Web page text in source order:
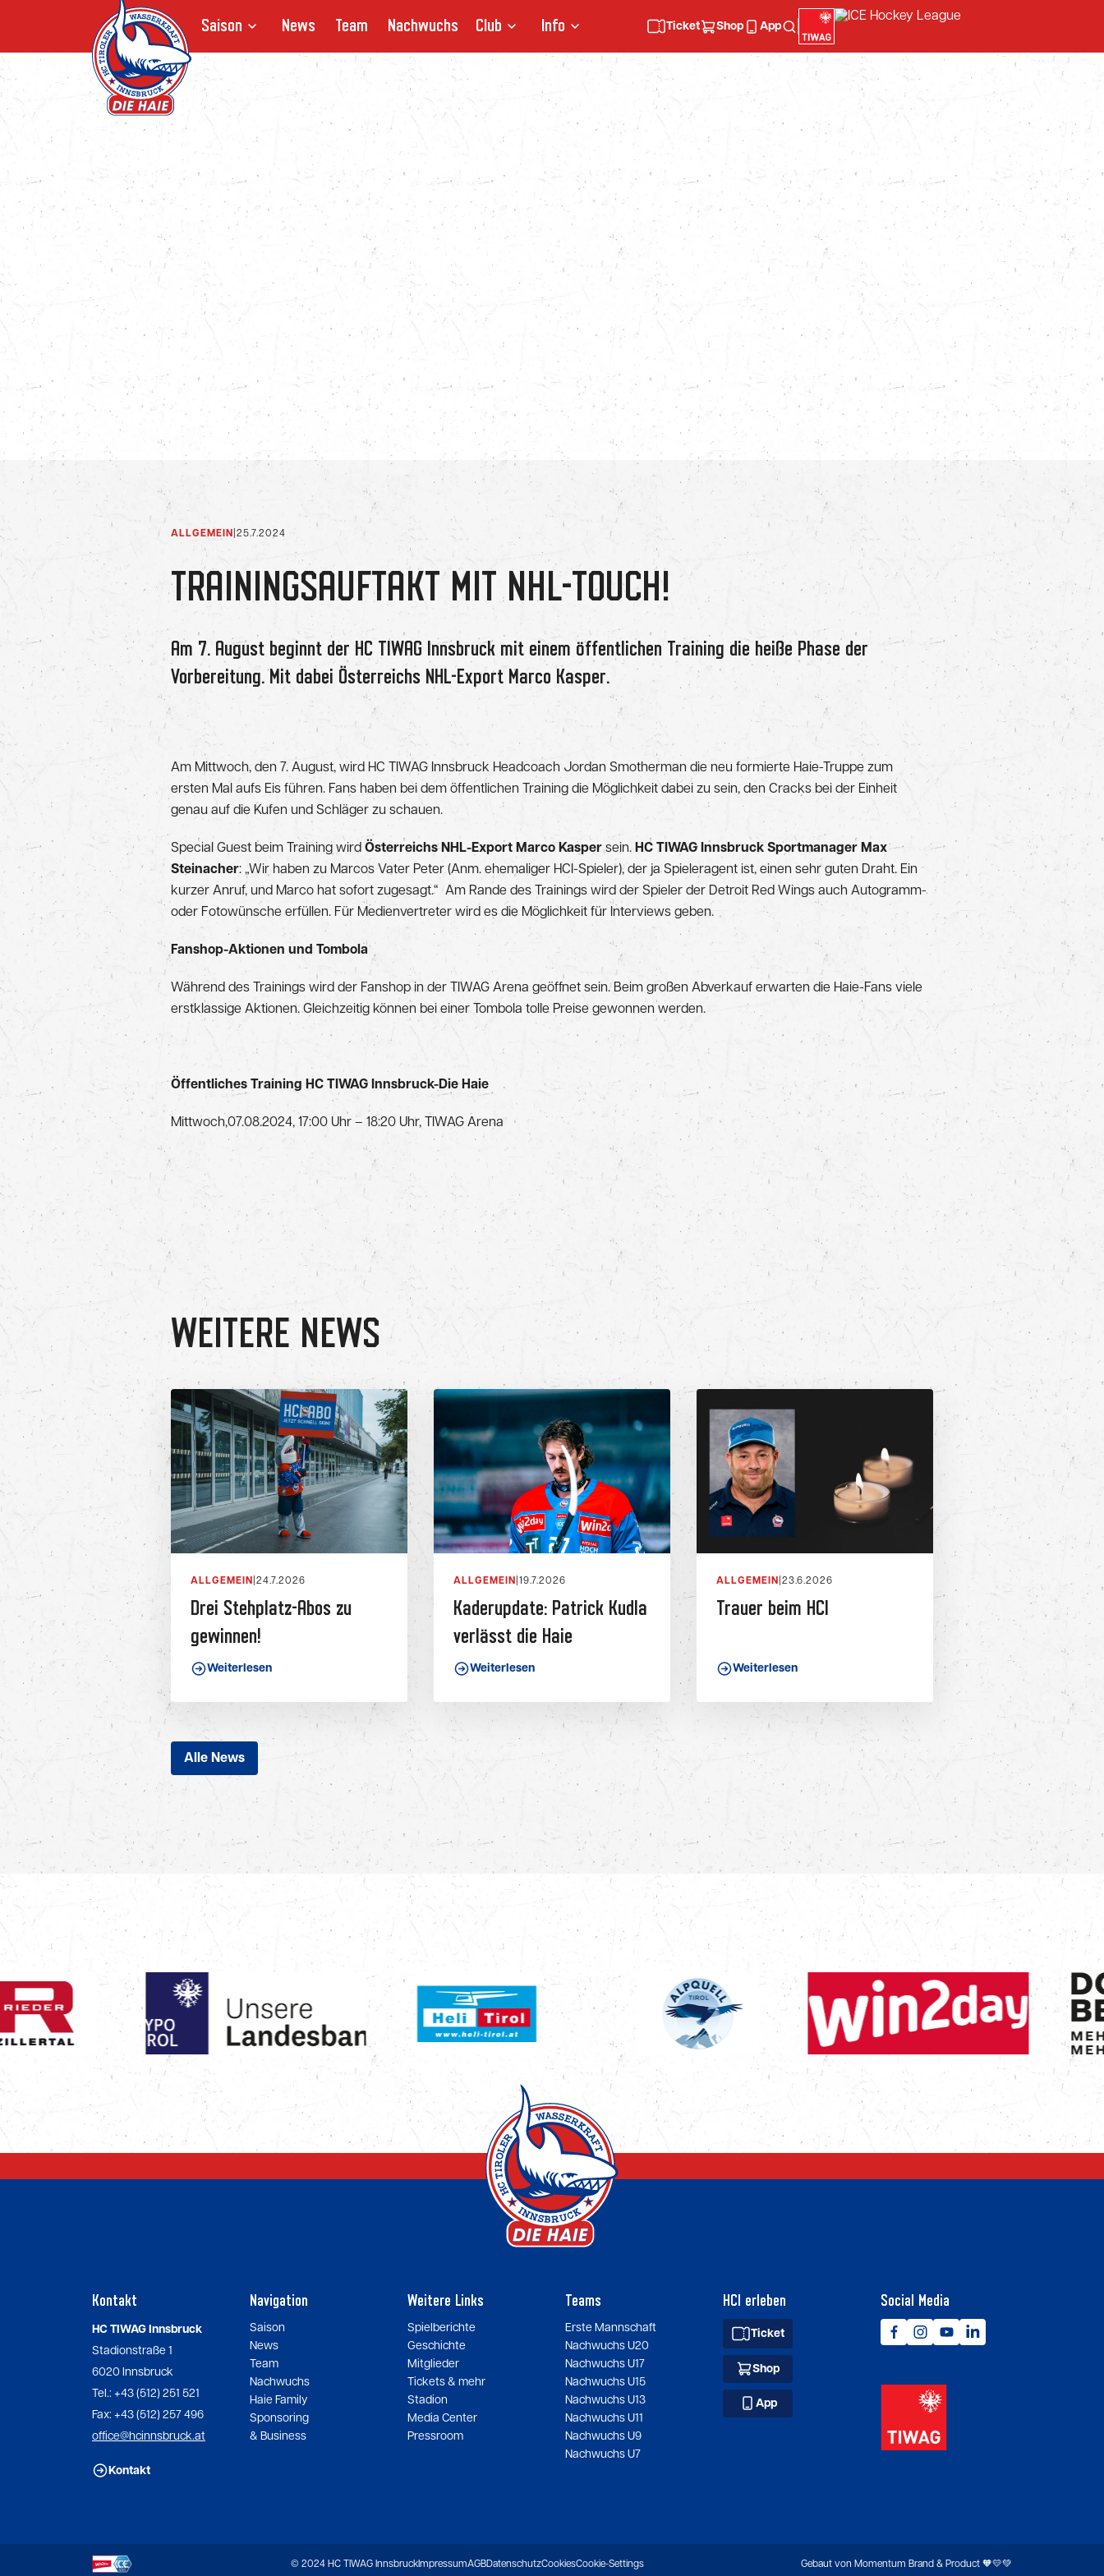
Saison News Team Nachwuchs Club Info Ticket Shop App
ALLGEMEIN 25.7.2024
TRAININGSAUFTAKT MIT NHL-TOUCH!
Am 7. August beginnt der HC TIWAG Innsbruck mit einem öffentlichen Training die heiße Phase der
Vorbereitung. Mit dabei Österreichs NHL-Export Marco Kasper.
Am Mittwoch, den 7. August, wird HC TIWAG Innsbruck Headcoach Jordan Smotherman die neu formierte Haie-Truppe zum
ersten Mal aufs Eis führen. Fans haben bei dem öffentlichen Training die Möglichkeit dabei zu sein, den Cracks bei der Einheit
genau auf die Kufen und Schläger zu schauen.
Special Guest beim Training wird Österreichs NHL-Export Marco Kaspersein. HC TIWAG Innsbruck Sportmanager Max
Steinacher: „Wir haben zu Marcos Vater Peter (Anm. ehemaliger HCI-Spieler), der ja Spieleragent ist, einen sehr guten Draht. Ein
kurzer Anruf, und Marco hat sofort zugesagt.“ Am Rande des Trainings wird der Spieler der Detroit Red Wings auch Autogramm-
oder Fotowünsche erfüllen. Für Medienvertreter wird es die Möglichkeit für Interviews geben.
Fanshop-Aktionen und Tombola
Während des Trainings wird der Fanshop in der TIWAG Arena geöffnet sein. Beim großen Abverkauf erwarten die Haie-Fans viele
erstklassige Aktionen. Gleichzeitig können bei einer Tombola tolle Preise gewonnen werden.
Öffentliches Training HC TIWAG Innsbruck-Die Haie
Mittwoch,07.08.2024, 17:00 Uhr – 18:20 Uhr, TIWAG Arena
WEITERE NEWS
ALLGEMEIN 24.7.2026
Drei Stehplatz-Abos zu
gewinnen!
Weiterlesen
ALLGEMEIN 19.7.2026
Kaderupdate: Patrick Kudla
verlässt die Haie
Weiterlesen
ALLGEMEIN 23.6.2026
Trauer beim HCI
Weiterlesen
Alle News
Kontakt
HC TIWAG Innsbruck
Stadionstraße 1
6020 Innsbruck
Tel.: +43 (512) 251 521
Fax: +43 (512) 257 496
office@hcinnsbruck.at
Kontakt
Navigation
Saison
News
Team
Nachwuchs
Haie Family
Sponsoring
& Business
Weitere Links
Spielberichte
Geschichte
Mitglieder
Tickets & mehr
Stadion
Media Center
Pressroom
Teams
Erste Mannschaft
Nachwuchs U20
Nachwuchs U17
Nachwuchs U15
Nachwuchs U13
Nachwuchs U11
Nachwuchs U9
Nachwuchs U7
HCI erleben
Ticket
Shop
App
Social Media
© 2024 HC TIWAG InnsbruckImpressumAGBDatenschutzCookiesCookie-Settings Gebaut von Momentum Brand & Product 🧡💛💚